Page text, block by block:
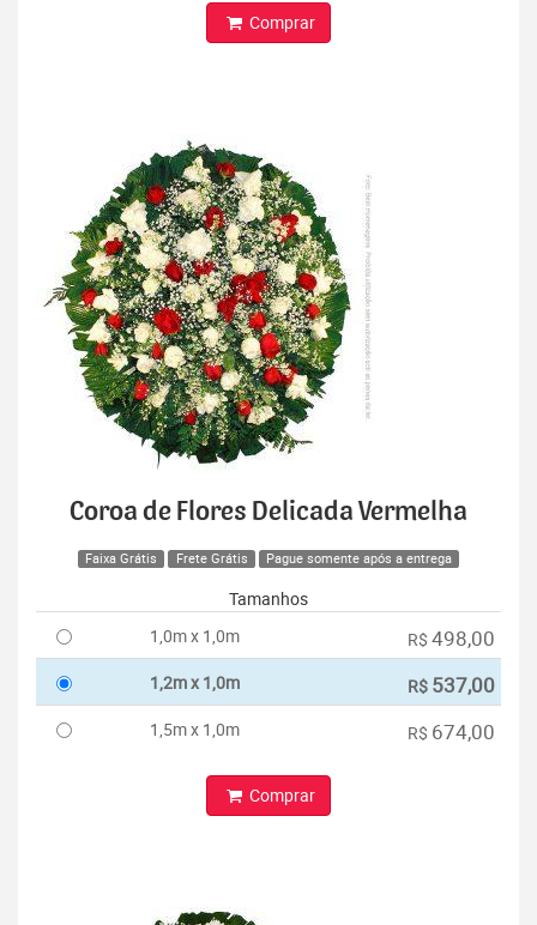
Comprar
Coroa de Flores Delicada Vermelha
Faixa Grátis Frete Grátis Pague somente após a entrega
Tamanhos
1,0m x 1,0m
R$ 498,00
1,2m x 1,0m R$ 537,00
1,5m x 1,0m R$ 674,00
Comprar